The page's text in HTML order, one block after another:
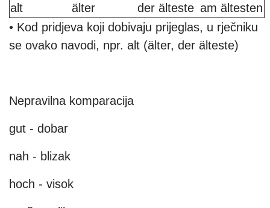
alt
älter der älteste am ältesten
• Kod pridjeva koji dobivaju prijeglas, u rječniku
se ovako navodi, npr. alt (älter, der älteste)
Nepravilna komparacija
gut - dobar
nah - blizak
hoch - visok